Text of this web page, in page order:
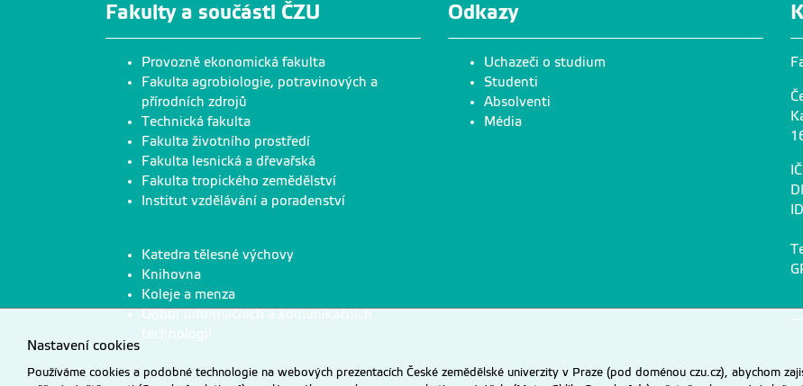
Fakulty a součásti ČZU
Provozně ekonomická fakulta
Fakulta agrobiologie, potravinových a
přírodních zdrojů
Technická fakulta
Fakulta životního prostředí
Fakulta lesnická a dřevařská
Fakulta tropického zemědělství
Institut vzdělávání a poradenství
Katedra tělesné výchovy
Knihovna
Koleje a menza
Odbor informačních a komunikačních
technologií
Odkazy
Uchazeči o studium
Studenti
Absolventi
Média
Nastavení cookies
Používáme cookies a podobné technologie na webových prezentacích České zemědělské univerzity v Praze (pod doménou czu.cz), abychom